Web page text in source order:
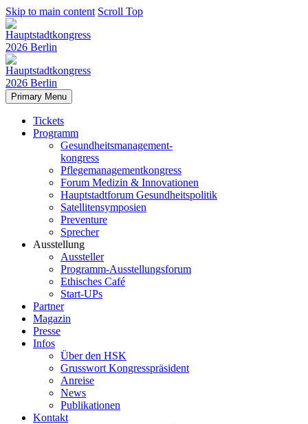
Skip to main content Scroll Top
Primary Menu
Tickets
Programm
Gesundheitsmanagement-
kongress
Pflegemanagementkongress
Forum Medizin & Innovationen
Hauptstadtforum Gesundheitspolitik
Satellitensymposien
Preventure
Sprecher
Ausstellung
Aussteller
Programm-Ausstellungsforum
Ethisches Café
Start-UPs
Partner
Magazin
Presse
Infos
Über den HSK
Grusswort Kongresspräsident
Anreise
News
Publikationen
Kontakt